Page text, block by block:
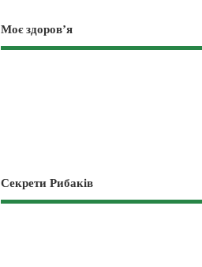
Моє здоров’я
Секрети Рибаків